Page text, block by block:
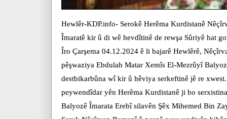
Hewlêr-KDP.info- Serokê Herêma Kurdistanê
Îmaratê kir û di wê hevdîtinê de rewşa Sûriyê hat
Îro Çarşema 04.12.2024 ê li bajarê Hewlêrê,
pêşwaziya Ebdulah Matar Xemîs El-Mezrûyî
destbikarbûna wî kir û hêviya serkeftinê jê re
peywendîdar yên Herêma Kurdistanê ji bo
Balyozê Îmarata Erebî silavên Şêx Mihemed Bin